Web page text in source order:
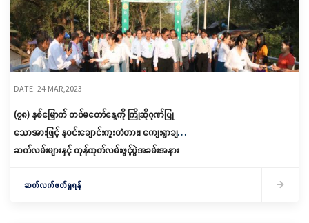
DATE: 24 MAR,2023
(၇၈) နှစ်မြောက် တပ်မတော်နေ့ကို ကြိုဆိုဂုဏ်ပြု
သောအားဖြင့် နဝင်းချောင်းကူးတံတား၊ ကျေးရွာချင်း
ဆက်လမ်းများနှင့် ကုန်ထုတ်လမ်းဖွင့်ပွဲအခမ်းအနား
ဆက်လက်ဖတ်ရှုရန်